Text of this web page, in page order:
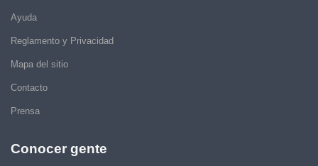
Ayuda
Reglamento y Privacidad
Mapa del sitio
Contacto
Prensa
Conocer gente